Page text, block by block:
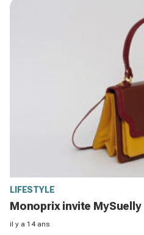
LIFESTYLE
Monoprix invite MySuelly
il y a 14 ans